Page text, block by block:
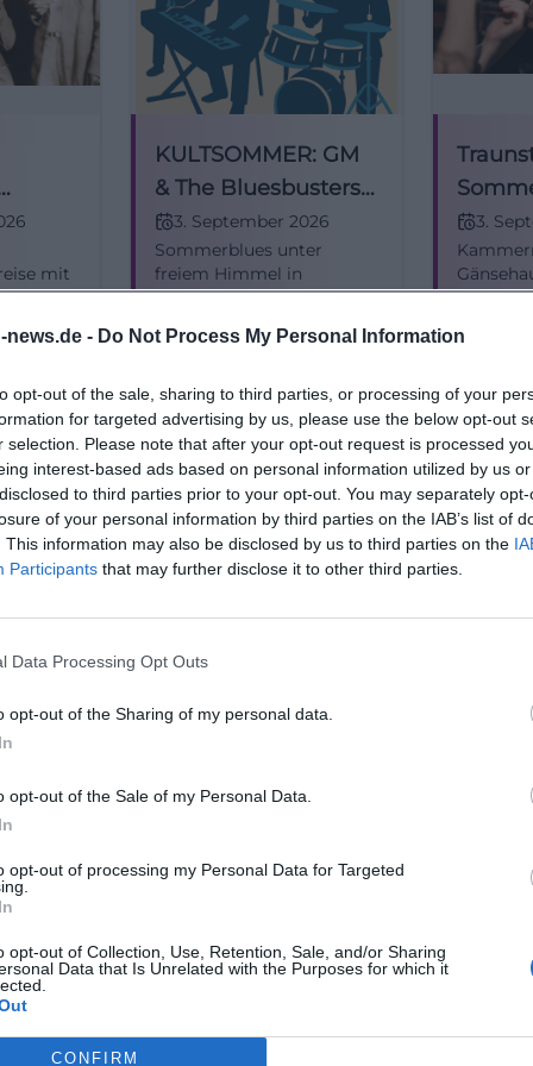
news.de - Do Not Process My Personal Information
opt-out of the sale, sharing to third parties, or processing of your
for targeted advertising by us, please use the below opt-out
selection. Please note that after your opt-out request is processed
interest-based ads based on personal information utilized by us
to third parties prior to your opt-out. You may separately
of your personal information by third parties on the IAB’s list of
This information may also be disclosed by us to third parties on the
Participants that may further disclose it to other third parties.
Data Processing Opt Outs
opt-out of the Sharing of my personal data.
opt-out of the Sale of my Personal Data.
opt-out of processing my Personal Data for Targeted
opt-out of Collection, Use, Retention, Sale, and/or Sharing
Data that Is Unrelated with the Purposes for which it
CONFIRM
mit
€
KULTSOMMER: GM
& The Bluesbusters –
Boogie, Swing &
Rock'n'Roll
3. September 2026
Sommerblues unter
freiem Himmel in
Traunstein: GM & The
Swing & Rock'n'Roll. Do,
Eintritt frei. Tanzbare
Grooves, echtes Live-
Feeling – komm vorbei!
#KulTSommer
Konzerte Kostenlos
3.
spielt in
Corti
in
Kunstvolle
Ein kreativer Ferientag für
pur im Sommeratelier. Am
Kinder 55,00€ Konzerte